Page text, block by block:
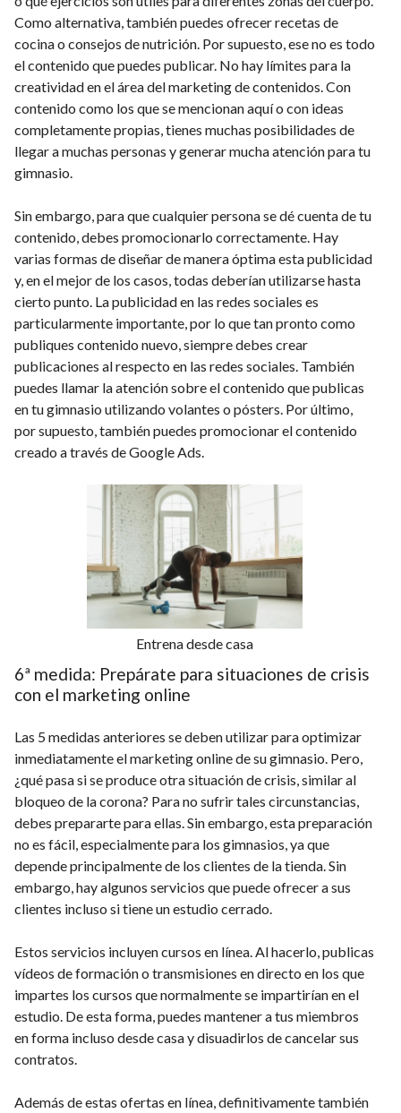
Como alternativa, también puedes ofrecer recetas de
cocina o consejos de nutrición. Por supuesto, ese no es todo
el contenido que puedes publicar. No hay límites para la
creatividad en el área del marketing de contenidos. Con
contenido como los que se mencionan aquí o con ideas
completamente propias, tienes muchas posibilidades de
llegar a muchas personas y generar mucha atención para tu
gimnasio.
Sin embargo, para que cualquier persona se dé cuenta de tu
contenido, debes promocionarlo correctamente. Hay
varias formas de diseñar de manera óptima esta publicidad
y, en el mejor de los casos, todas deberían utilizarse hasta
cierto punto. La publicidad en las redes sociales es
particularmente importante, por lo que tan pronto como
publiques contenido nuevo, siempre debes crear
publicaciones al respecto en las redes sociales. También
puedes llamar la atención sobre el contenido que publicas
en tu gimnasio utilizando volantes o pósters. Por último,
por supuesto, también puedes promocionar el contenido
creado a través de Google Ads.
Entrena desde casa
6ª medida: Prepárate para situaciones de crisis
con el marketing online
Las 5 medidas anteriores se deben utilizar para optimizar
inmediatamente el marketing online de su gimnasio. Pero,
¿qué pasa si se produce otra situación de crisis, similar al
bloqueo de la corona? Para no sufrir tales circunstancias,
debes prepararte para ellas. Sin embargo, esta preparación
no es fácil, especialmente para los gimnasios, ya que
depende principalmente de los clientes de la tienda. Sin
embargo, hay algunos servicios que puede ofrecer a sus
clientes incluso si tiene un estudio cerrado.
Estos servicios incluyen cursos en línea. Al hacerlo, publicas
vídeos de formación o transmisiones en directo en los que
impartes los cursos que normalmente se impartirían en el
estudio. De esta forma, puedes mantener a tus miembros
en forma incluso desde casa y disuadirlos de cancelar sus
contratos.
Además de estas ofertas en línea, definitivamente también